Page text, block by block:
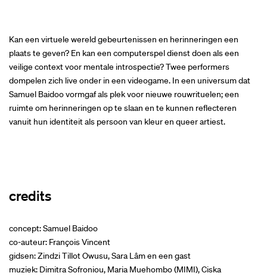
Kan een virtuele wereld gebeurtenissen en herinneringen een
plaats te geven? En kan een computerspel dienst doen als een
veilige context voor mentale introspectie? Twee performers
dompelen zich live onder in een videogame. In een universum dat
Samuel Baidoo vormgaf als plek voor nieuwe rouwrituelen; een
ruimte om herinneringen op te slaan en te kunnen reflecteren
vanuit hun identiteit als persoon van kleur en queer artiest.
credits
concept: Samuel Baidoo
co-auteur: François Vincent
gidsen: Zindzi Tillot Owusu, Sara Lâm en een gast
muziek: Dimitra Sofroniou, Maria Muehombo (MIMI), Ciska